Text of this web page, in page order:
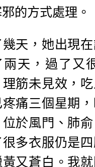
的方式處理。
天，她出現
兩天，過了又
筋未見效，
痛三個星期
於風門、肺
多衣服仍是
又蒼白。我